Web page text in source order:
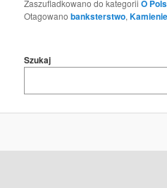
Zaszufladkowano do kategorii O
Otagowano banksterstwo,
Szukaj